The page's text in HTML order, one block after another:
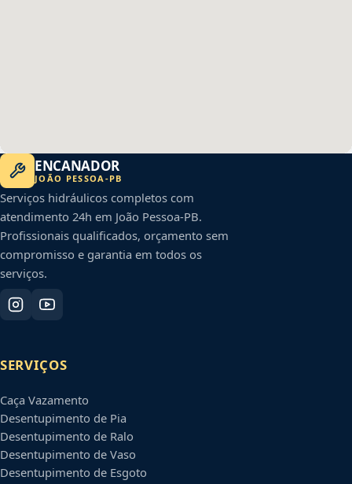
ENCANADOR
JOÃO PESSOA -PB
Serviços hidráulicos completos com
atendimento 24h em João Pessoa-PB.
Profissionais qualificados, orçamento sem
compromisso e garantia em todos os
serviços.
SERVIÇOS
Caça Vazamento
Desentupimento de Pia
Desentupimento de Ralo
Desentupimento de Vaso
Desentupimento de Esgoto